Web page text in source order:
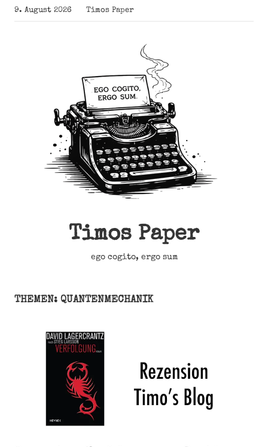
Zum
Inhalt
9. August 2026 Timos Paper
Timos Paper
ego cogito, ergo sum
THEMEN: QUANTENMECHANIK